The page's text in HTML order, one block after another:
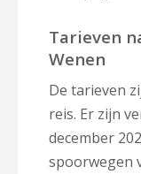
Tarieven
Wenen
De tarieven
reis. Er zijn
december
spoorwegen